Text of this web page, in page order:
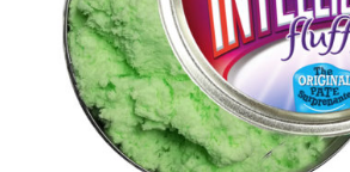
AJOUTER AU PANIER
DETAILS